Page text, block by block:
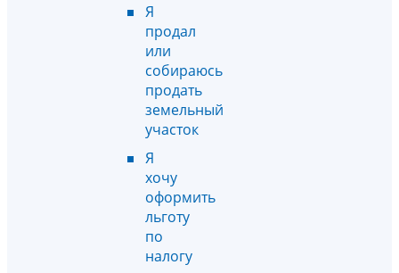
Я
продал
или
собираюсь
продать
земельный
участок
Я
хочу
оформить
льготу
по
налогу